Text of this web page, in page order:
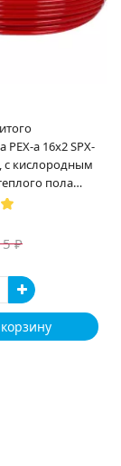
PEX-a 16х2 SPX-
с кислородным
пола
₽